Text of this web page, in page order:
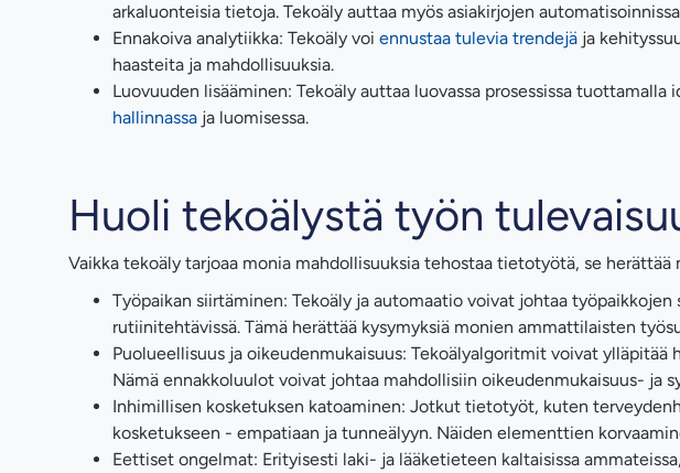
arkaluonteisia tietoja. Tekoäly auttaa myös asiakirjojen
Ennakoiva analytiikka: Tekoäly voi ennustaa tulevia trendejä ja
haasteita ja mahdollisuuksia.
Luovuuden lisääminen: Tekoäly auttaa luovassa prosessissa tuottamalla
hallinnassa ja luomisessa.
Huoli tekoälystä työn
Vaikka tekoäly tarjoaa monia mahdollisuuksia tehostaa tietotyötä, se
Työpaikan siirtäminen: Tekoäly ja automaatio voivat johtaa
rutiinitehtävissä. Tämä herättää kysymyksiä monien ammattilaisten
Puolueellisuus ja oikeudenmukaisuus: Tekoälyalgoritmit voivat
Nämä ennakkoluulot voivat johtaa mahdollisiin oikeudenmukaisuus- ja
Inhimillisen kosketuksen katoaminen: Jotkut tietotyöt, kuten
kosketukseen - empatiaan ja tunneälyyn. Näiden elementtien
Eettiset ongelmat: Erityisesti laki- ja lääketieteen kaltaisissa